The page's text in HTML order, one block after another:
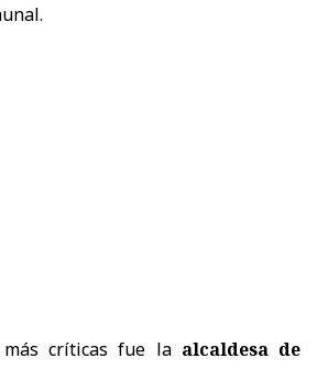
críticas fue la alcaldesa de